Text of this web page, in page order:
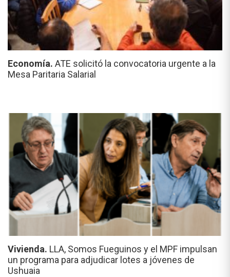
Economía. ATE solicitó la convocatoria urgente a la
Mesa Paritaria Salarial
Vivienda. LLA, Somos Fueguinos y el MPF impulsan
un programa para adjudicar lotes a jóvenes de
Ushuaia